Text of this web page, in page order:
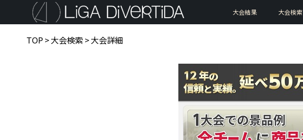
大会結果 大会検索
TOP>大会検索 >大会詳細